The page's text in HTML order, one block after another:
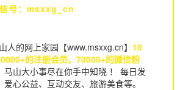
号：msxxg_cn
人的网上家园【www.msxxg.cn】 10
的注册会员，70000+的微信粉
马山大小事尽在你手中知晓 ！
每日发
爱心公益、 互动交友、 旅游美食等。